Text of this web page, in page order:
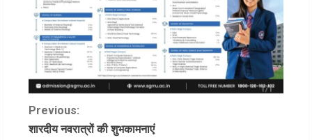
C
Previous:
शारदीय नवरात्रों की शुभकामनाएं